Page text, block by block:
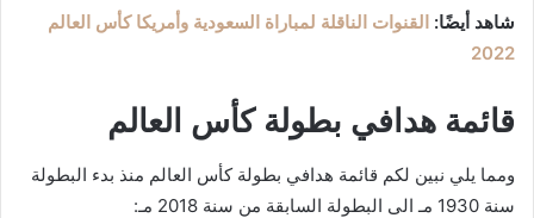
شاهد أيضًا: القنوات الناقلة لمباراة السعودية وأمريكا كأس العالم
2022
قائمة هدافي بطولة كأس العالم
ومما يلي نبين لكم قائمة هدافي بطولة كأس العالم منذ بدء البطولة
سنة 1930 مـ الى البطولة السابقة من سنة 2018 مـ: